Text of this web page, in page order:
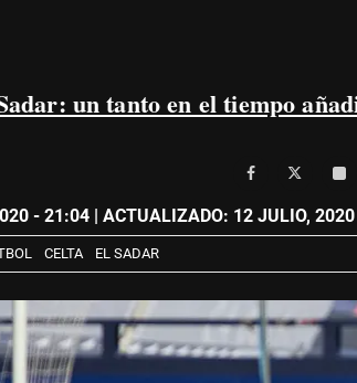
un tanto en el tiempo
- 21:04| ACTUALIZADO: 12 JULIO,
CELTA EL SADAR